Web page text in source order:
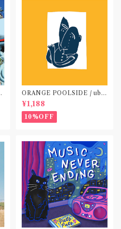
ORANGE POOLSIDE / ubu
(CD作品)〝神奈川・厚木〟
¥1,188
10%OFF